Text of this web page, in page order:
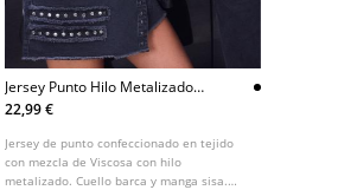
Jersey Punto Hilo Metalizado
One Dilemma
22,99 €
Jersey de punto confeccionado en tejido
con mezcla de Viscosa con hilo
metalizado. Cuello barca y manga sisa.